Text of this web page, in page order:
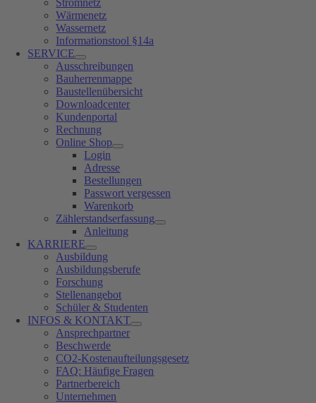
Stromnetz
Wärmenetz
Wassernetz
Informationstool §14a
SERVICE
Ausschreibungen
Bauherrenmappe
Baustellenübersicht
Downloadcenter
Kundenportal
Rechnung
Online Shop
Login
Adresse
Bestellungen
Passwort vergessen
Warenkorb
Zählerstandserfassung
Anleitung
KARRIERE
Ausbildung
Ausbildungsberufe
Forschung
Stellenangebot
Schüler & Studenten
INFOS & KONTAKT
Ansprechpartner
Beschwerde
CO2-Kostenaufteilungsgesetz
FAQ: Häufige Fragen
Partnerbereich
Unternehmen